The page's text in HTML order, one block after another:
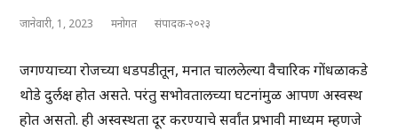
जानेवारी, 1, 2023 मनोगत संपादक-२०२३
जगण्याच्या रोजच्या धडपडीतून, मनात चाललेल्या वैचारिक गोंधळाकडे
थोडे दुर्लक्ष होत असते. परंतु सभोवतालच्या घटनांमुळ आपण अस्वस्थ
होत असतो. ही अस्वस्थता दूर करण्याचे सर्वांत प्रभावी माध्यम म्हणजे